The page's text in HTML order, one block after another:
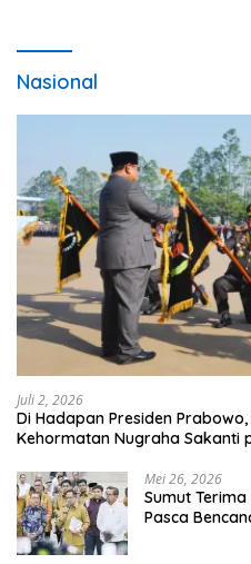
Nasional
Juli 2, 2026
Di Hadapan Presiden
Kehormatan Nugraha Sakanti
Mei 26, 2026
Sumut
Pasca